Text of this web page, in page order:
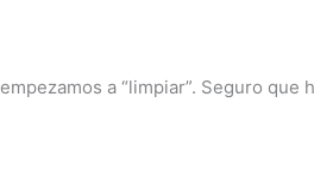
a “limpiar”. Seguro